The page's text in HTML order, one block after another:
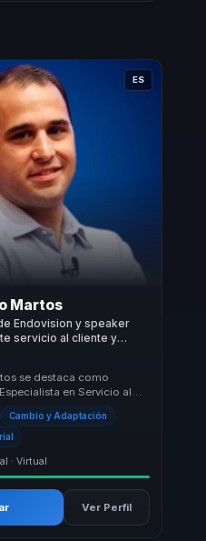
ES
Martos
Endovision y speaker
servicio al cliente y
en ventaja competitiva
se destaca como
en Servicio al
del libro 'El Paso Más
Cambio y Adaptación
· Virtual
Ver Perfil